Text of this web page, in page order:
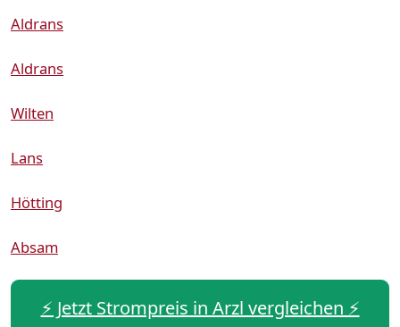
Aldrans
Aldrans
Wilten
Lans
Hötting
Absam
⚡️ Jetzt Strompreis in Arzl vergleichen ⚡️